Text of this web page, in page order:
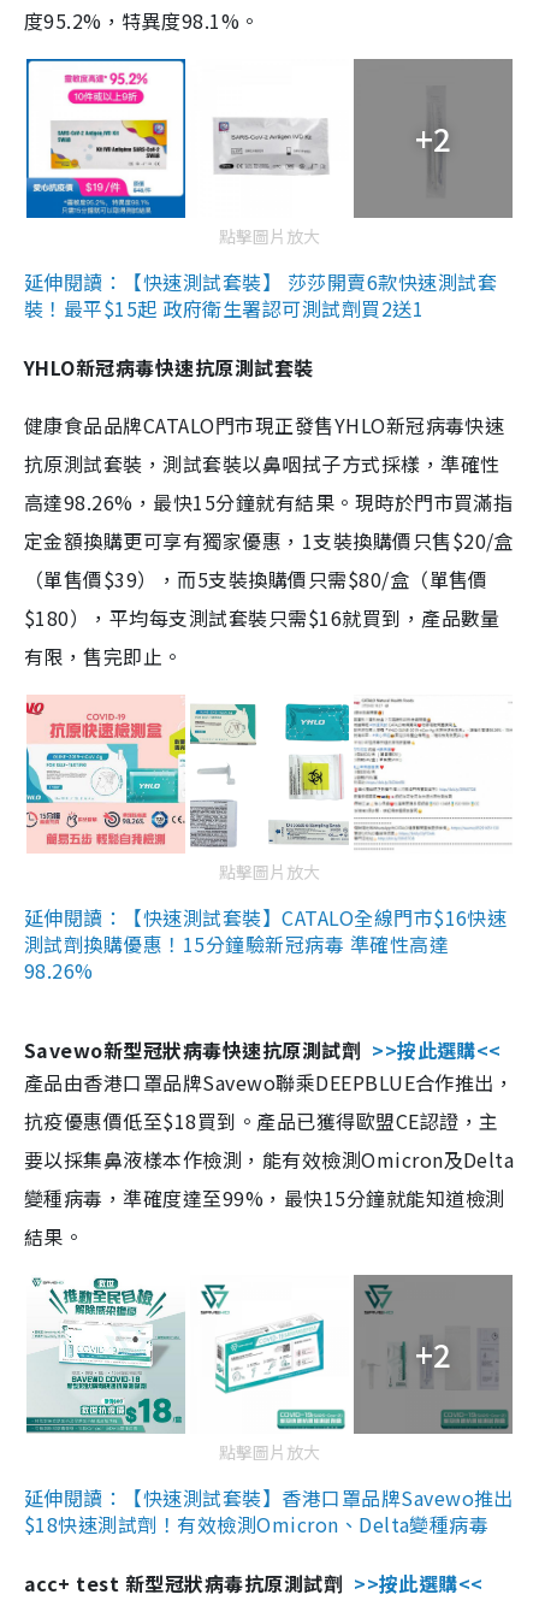
度95.2%，特異度98.1%。
+2
點擊圖片放大
延伸閱讀：【快速測試套裝】 莎莎開賣6款快速測試套
裝！最平$15起 政府衛生署認可測試劑買2送1
YHLO新冠病毒快速抗原測試套裝
健康食品品牌CATALO門市現正發售YHLO新冠病毒快速
抗原測試套裝，測試套裝以鼻咽拭子方式採樣，準確性
高達98.26%，最快15分鐘就有結果。現時於門市買滿指
定金額換購更可享有獨家優惠，1支裝換購價只售$20/盒
（單售價$39），而5支裝換購價只需$80/盒（單售價
$180），平均每支測試套裝只需$16就買到，產品數量
有限，售完即止。
點擊圖片放大
延伸閱讀：【快速測試套裝】CATALO全線門市$16快速
測試劑換購優惠！15分鐘驗新冠病毒 準確性高達
98.26%
Savewo新型冠狀病毒快速抗原測試劑 >>按此選購<<
產品由香港口罩品牌Savewo聯乘DEEPBLUE合作推出，
抗疫優惠價低至$18買到。產品已獲得歐盟CE認證，主
要以採集鼻液樣本作檢測，能有效檢測Omicron及Delta
變種病毒，準確度達至99%，最快15分鐘就能知道檢測
結果。
+2
點擊圖片放大
延伸閱讀：【快速測試套裝】香港口罩品牌Savewo推出
$18快速測試劑！有效檢測Omicron、Delta變種病毒
acc+ test 新型冠狀病毒抗原測試劑 >>按此選購<<